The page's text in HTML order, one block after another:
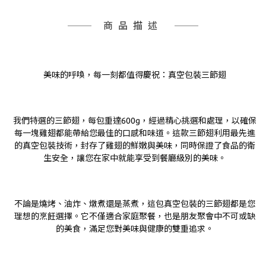
商品描述
美味的呼喚，每一刻都值得慶祝：真空包裝三節翅
我們特選的三節翅，每包重達600g，經過精心挑選和處理，以確保
每一塊雞翅都能帶給您最佳的口感和味道。這款三節翅利用最先進
的真空包裝技術，封存了雞翅的鮮嫩與美味，同時保證了食品的衛
生安全，讓您在家中就能享受到餐廳級別的美味。
不論是燒烤、油炸、燉煮還是蒸煮，這包真空包裝的三節翅都是您
理想的烹飪選擇。它不僅適合家庭聚餐，也是朋友聚會中不可或缺
的美食，滿足您對美味與健康的雙重追求。